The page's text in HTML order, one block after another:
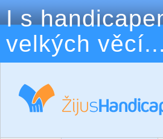
I s
velkých věcí...